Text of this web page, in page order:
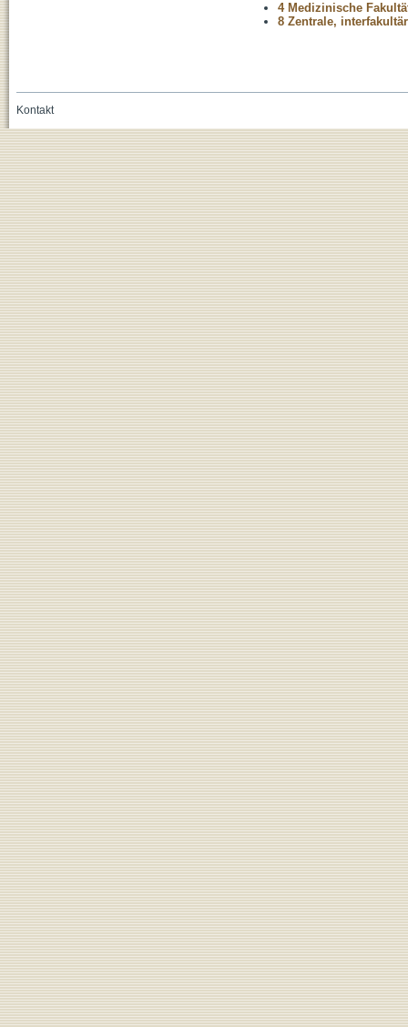
4 Medizinische
8 Zentrale,
Kontakt